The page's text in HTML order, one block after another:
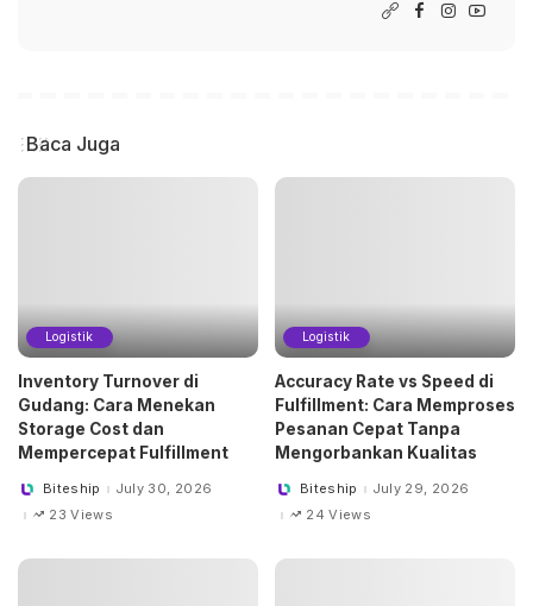
Baca Juga
Logistik
Inventory Turnover di
Gudang: Cara Menekan
Storage Cost dan
Mempercepat Fulfillment
PostedBiteship
July 30, 2026
23 Views
Logistik
Accuracy Rate vs Speed di
Fulfillment: Cara Memproses
Pesanan Cepat Tanpa
Mengorbankan Kualitas
PostedBiteship
July 29, 2026
24 Views